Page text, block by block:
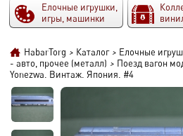
Елочные игрушки,
игры, машинки
HabarTorg > Каталог > Елочные
- авто, прочее (металл) > Поезд вагон
Yonezwa. Винтаж. Япония. #4